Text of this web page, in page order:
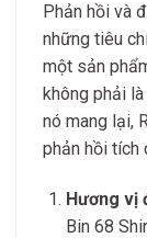
Phản hồi và
những tiêu
một sản
không phải
nó mang lại,
phản hồi tích
Hương vị
Bin 68